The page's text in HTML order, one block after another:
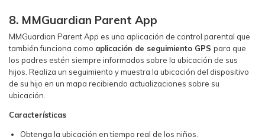
8. MMGuardian Parent App
MMGuardian Parent App es una aplicación de control parental que
también funciona como aplicación de seguimiento GPS para que
los padres estén siempre informados sobre la ubicación de sus
hijos. Realiza un seguimiento y muestra la ubicación del dispositivo
de su hijo en un mapa recibiendo actualizaciones sobre su
ubicación.
Características
Obtenga la ubicación en tiempo real de los niños.